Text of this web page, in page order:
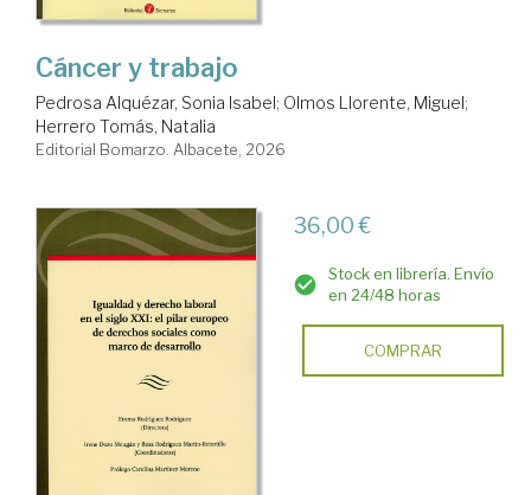
Cáncer y trabajo
Pedrosa Alquézar, Sonia Isabel; Olmos Llorente, Miguel;
Herrero Tomás, Natalia
Editorial Bomarzo. Albacete, 2026
36,00 €
Stock en librería. Envío
en 24/48 horas
COMPRAR